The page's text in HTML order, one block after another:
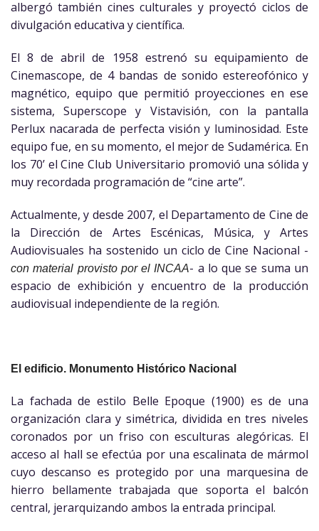
albergó también cines culturales y proyectó ciclos de
divulgación educativa y científica.
El 8 de abril de 1958 estrenó su equipamiento de
Cinemascope, de 4 bandas de sonido estereofónico y
magnético, equipo que permitió proyecciones en ese
sistema, Superscope y Vistavisión, con la pantalla
Perlux nacarada de perfecta visión y luminosidad. Este
equipo fue, en su momento, el mejor de Sudamérica. En
los 70’ el Cine Club Universitario promovió una sólida y
muy recordada programación de “cine arte”.
Actualmente, y desde 2007, el Departamento de Cine de
la Dirección de Artes Escénicas, Música, y Artes
Audiovisuales ha sostenido un ciclo de Cine Nacional -
con material provisto por el INCAA- a lo que se suma un
espacio de exhibición y encuentro de la producción
audiovisual independiente de la región.
El edificio. Monumento Histórico Nacional
La fachada de estilo Belle Epoque (1900) es de una
organización clara y simétrica, dividida en tres niveles
coronados por un friso con esculturas alegóricas. El
acceso al hall se efectúa por una escalinata de mármol
cuyo descanso es protegido por una marquesina de
hierro bellamente trabajada que soporta el balcón
central, jerarquizando ambos la entrada principal.